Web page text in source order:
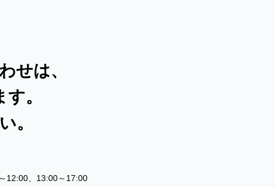
せは、
。
。
12:00、13:00～17:00